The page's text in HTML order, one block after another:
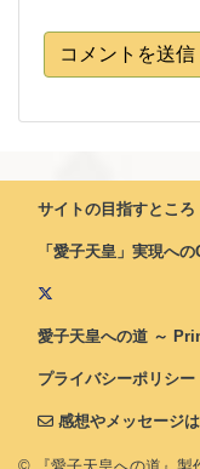
コメントを送信
サイトの目指すところ
「愛子天皇」実現へ
愛子天皇への道 ～
プライバシーポリシー
感想やメッセージ